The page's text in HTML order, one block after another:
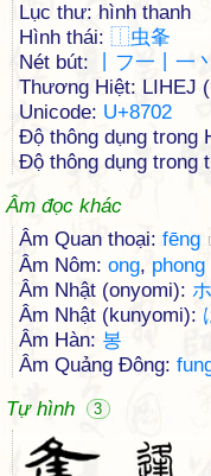
Lục thư: hình thanh
Hình thái: ⿰虫夆
Nét bút:
丨フ一丨一
Thương Hiệt: LIHEJ
Unicode: U+8702
Độ thông dụng trong
Độ thông dụng trong
Âm đọc khác
Âm Quan thoại: fēng
Âm Nôm: ong, phong
Âm Nhật (onyomi):
Âm Nhật (kunyomi):
Âm Hàn: 봉
Âm Quảng Đông:
Tự hình
3